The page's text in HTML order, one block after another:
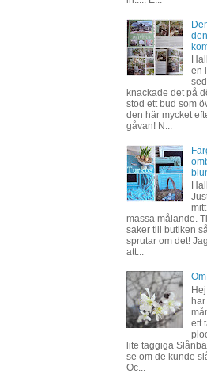
en
knackade det på
stod ett bud som
den här mycket
gåvan! N...
massa målande.
saker till butiken
sprutar om det!
att...
har
ett
lite taggiga
se om de kunde
Oc...